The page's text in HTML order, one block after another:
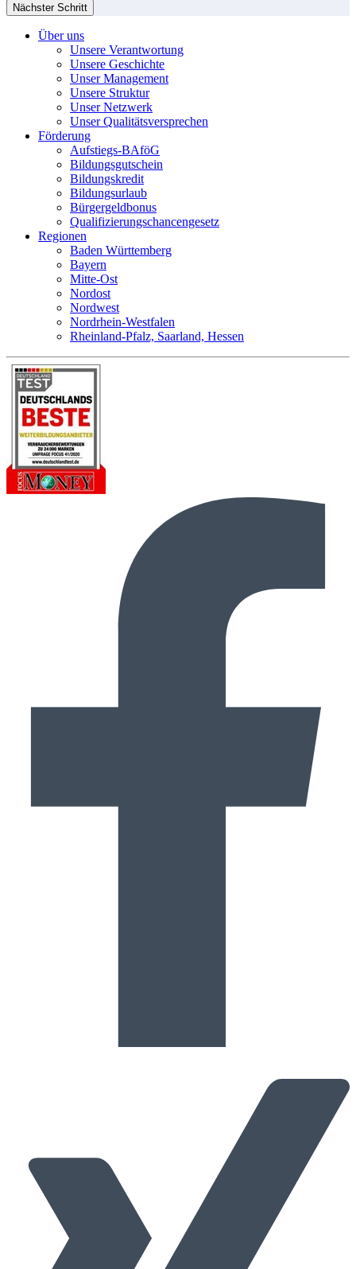
Nächster Schritt
Über uns
Unsere Verantwortung
Unsere Geschichte
Unser Management
Unsere Struktur
Unser Netzwerk
Unser Qualitätsversprechen
Förderung
Aufstiegs-BAföG
Bildungsgutschein
Bildungskredit
Bildungsurlaub
Bürgergeldbonus
Qualifizierungschancengesetz
Regionen
Baden Württemberg
Bayern
Mitte-Ost
Nordost
Nordwest
Nordrhein-Westfalen
Rheinland-Pfalz, Saarland, Hessen